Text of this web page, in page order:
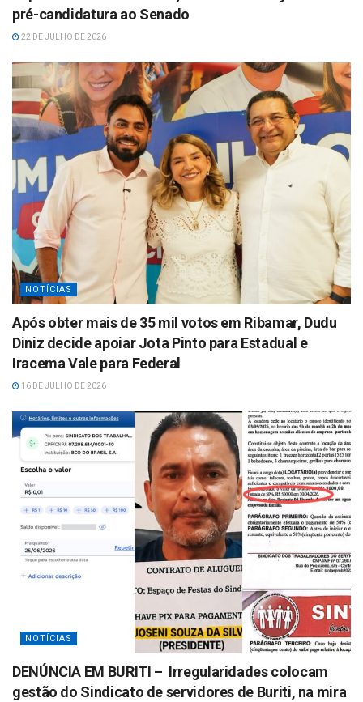
pré-candidatura ao Senado
22 DE JULHO DE 2026
NOTÍCIAS
Após obter mais de 35 mil votos em Ribamar, Dudu
Diniz decide apoiar Jota Pinto para Estadual e
Iracema Vale para Federal
16 DE JULHO DE 2026
NOTÍCIAS
DENÚNCIA EM BURITI – Irregularidades colocam
gestão do Sindicato de servidores de Buriti, na mira